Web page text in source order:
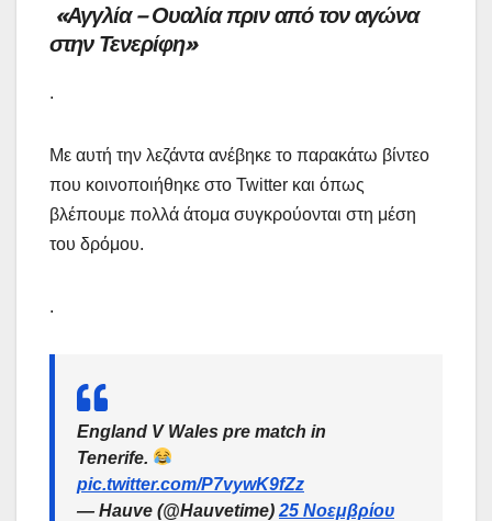
«Αγγλία – Ουαλία πριν από τον αγώνα
στην Τενερίφη»
.
Με αυτή την λεζάντα ανέβηκε το παρακάτω βίντεο
που κοινοποιήθηκε στο Twitter και όπως
βλέπουμε πολλά άτομα συγκρούονται στη μέση
του δρόμου.
.
England V Wales pre match in
Tenerife.
pic.twitter.com/P7vywK9fZz
— Hauve (@Hauvetime) 25 Νοεμβρίου